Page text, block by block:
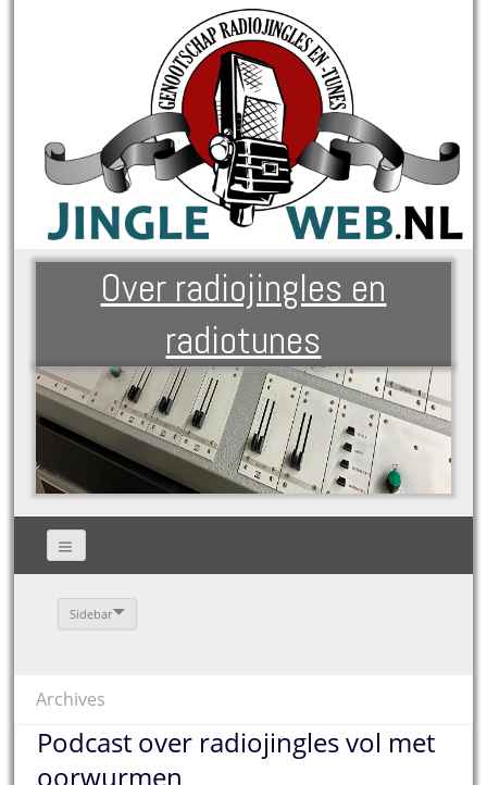
Over radiojingles en
radiotunes
Sidebar
Archives
Podcast over radiojingles vol met
oorwurmen